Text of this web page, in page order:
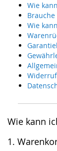
Wie
Wie
Wie kann
1.